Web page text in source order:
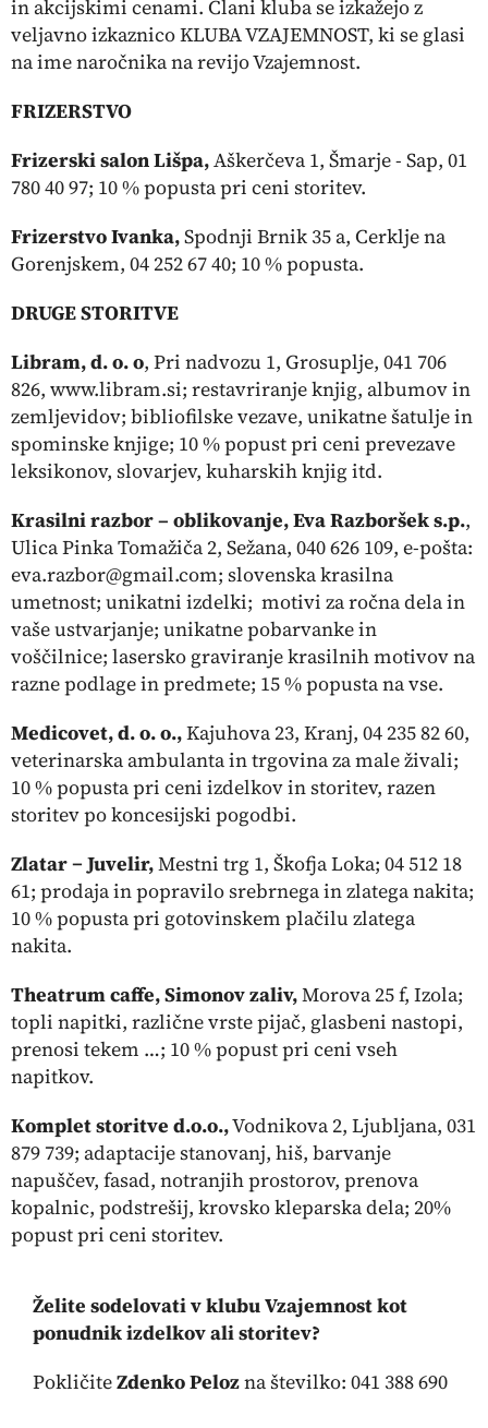
in akcijskimi cenami. Člani kluba se izkažejo z
veljavno izkaznico KLUBA VZAJEMNOST, ki se glasi
na ime naročnika na revijo Vzajemnost.
FRIZERSTVO
Frizerski salon Lišpa,Aškerčeva 1, Šmarje - Sap, 01
780 40 97; 10 % popusta pri ceni storitev.
Frizerstvo Ivanka,Spodnji Brnik 35 a, Cerklje na
Gorenjskem, 04 252 67 40; 10 % popusta.
DRUGE STORITVE
Libram, d. o. o, Pri nadvozu 1, Grosuplje, 041 706
826, www.libram.si; restavriranje knjig, albumov in
zemljevidov; bibliofilske vezave, unikatne šatulje in
spominske knjige; 10 % popust pri ceni prevezave
leksikonov, slovarjev, kuharskih knjig itd.
Krasilni razbor – oblikovanje, Eva Razboršek s.p.,
Ulica Pinka Tomažiča 2, Sežana, 040 626 109, e-pošta:
eva.razbor@gmail.com; slovenska krasilna
umetnost; unikatni izdelki; motivi za ročna dela in
vaše ustvarjanje; unikatne pobarvanke in
voščilnice; lasersko graviranje krasilnih motivov na
razne podlage in predmete; 15 % popusta na vse.
Medicovet, d. o. o.,Kajuhova 23, Kranj, 04 235 82 60,
veterinarska ambulanta in trgovina za male živali;
10 % popusta pri ceni izdelkov in storitev, razen
storitev po koncesijski pogodbi.
Zlatar ‒Juvelir,Mestni trg 1, Škofja Loka; 04 512 18
61; prodaja in popravilo srebrnega in zlatega nakita;
10 % popusta pri gotovinskem plačilu zlatega
nakita.
Theatrum caffe, Simonov zaliv,Morova 25 f, Izola;
topli napitki, različne vrste pijač, glasbeni nastopi,
prenosi tekem …; 10 % popust pri ceni vseh
napitkov.
Komplet storitve d.o.o.,Vodnikova 2, Ljubljana, 031
879 739; adaptacije stanovanj, hiš, barvanje
napuščev, fasad, notranjih prostorov, prenova
kopalnic, podstrešij, krovsko kleparska dela; 20%
popust pri ceni storitev.
Želite sodelovati v klubu Vzajemnost kot
ponudnik izdelkov ali storitev?
PokličiteZdenko Pelozna številko: 041 388 690